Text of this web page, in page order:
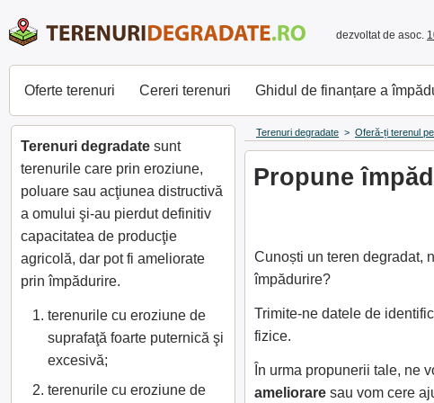
dezvoltat de asoc.
Oferte terenuri Cereri terenuri Ghidul de finanțare a
Terenuri degradate > Oferă-ți terenul
Propune
Cunoști un teren degradat,
împădurire?
Trimite-ne datele de
fizice.
În urma propunerii tale, ne
ameliorare sau vom cere
Terenuri degradate sunt
terenurile care prin eroziune,
poluare sau acţiunea distructivă
a omului şi-au pierdut definitiv
capacitatea de producţie
agricolă, dar pot fi ameliorate
prin împădurire.
terenurile cu eroziune de
suprafaţă foarte puternică şi
excesivă;
terenurile cu eroziune de